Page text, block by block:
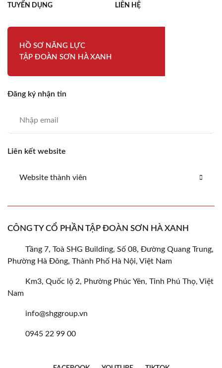
TUYỂN DỤNG LIÊN HỆ
HỒ SƠ NĂNG LỰC
TẬP ĐOÀN SƠN HÀ XANH
Đăng ký nhận tin
Liên kết website
Website thành viên
CÔNG TY CỔ PHẦN TẬP ĐOÀN SƠN HÀ XANH
Tầng 7, Toà SHG Building, Số 08, Đường Quang Trung,
Phường Hà Đông, Thành Phố Hà Nội, Việt Nam
Km3, Quốc lộ 2, Phường Phúc Yên, Tỉnh Phú Thọ, Việt
Nam
info@shggroup.vn
0945 22 99 00